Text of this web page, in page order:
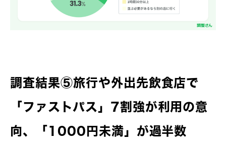
調査結果⑤旅行や外出先飲食店で
「ファストパス」7割強が利用の意
向、「1000円未満」が過半数